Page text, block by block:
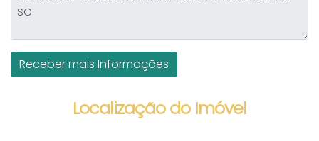
Localização do Imóvel